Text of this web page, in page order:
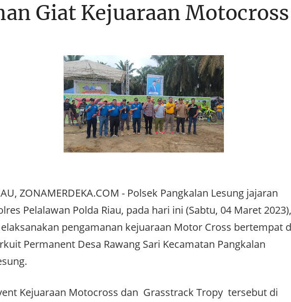
Giat Kejuaraan Motocross
ZONAMERDEKA.COM - Polsek Pangkalan Lesung jajaran
Pelalawan Polda Riau, pada hari ini (Sabtu, 04 Maret 2023),
pengamanan kejuaraan Motor Cross bertempat
Permanent Desa Rawang Sari Kecamatan Pangkalan
Kejuaraan Motocross dan Grasstrack Tropy tersebut di